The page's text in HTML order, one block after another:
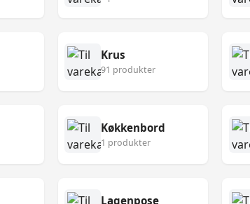
Krus
91 produkter
Køkkenbord
1 produkter
Lagenpose